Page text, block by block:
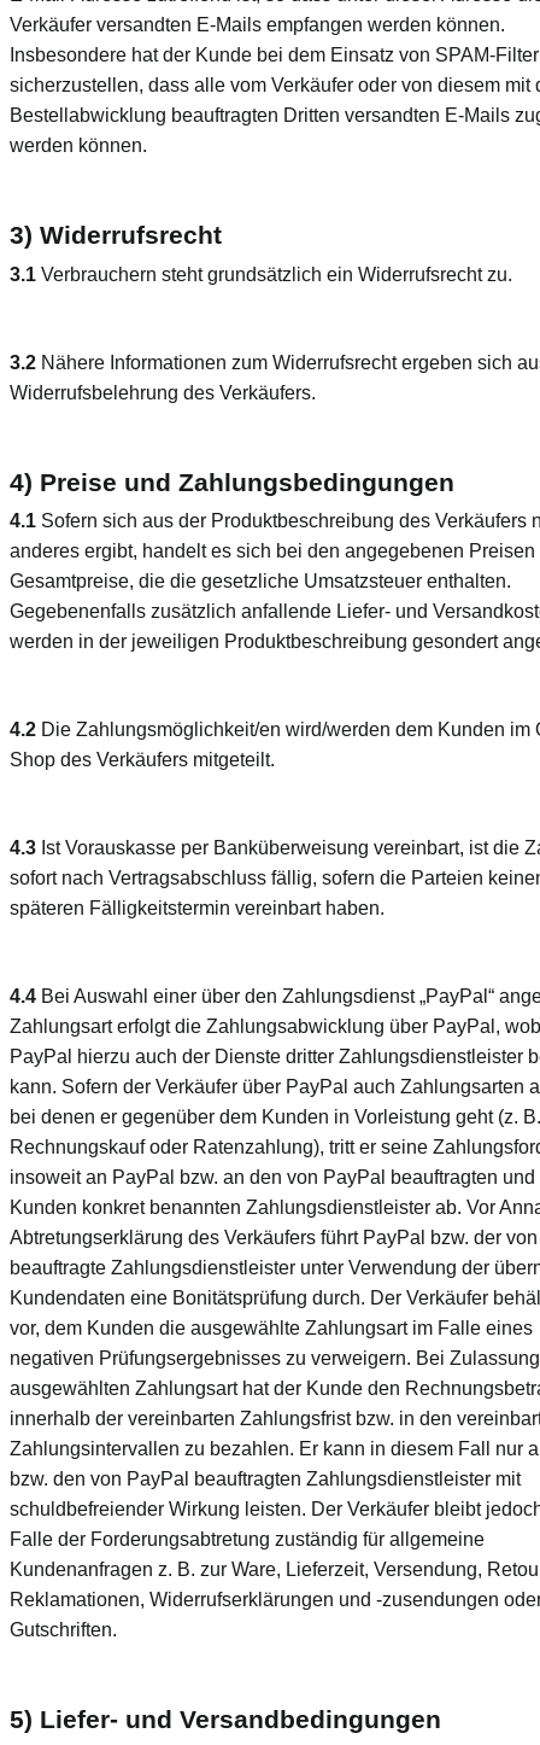
Verkäufer versandten E-Mails empfangen werden können.
Insbesondere hat der Kunde bei dem Einsatz von SPAM-
sicherzustellen, dass alle vom Verkäufer oder von diesem mit
Bestellabwicklung beauftragten Dritten versandten E-Mails
werden können.
3) Widerrufsrecht
3.1 Verbrauchern steht grundsätzlich ein Widerrufsrecht zu.
3.2 Nähere Informationen zum Widerrufsrecht ergeben sich
Widerrufsbelehrung des Verkäufers.
4) Preise und Zahlungsbedingungen
4.1 Sofern sich aus der Produktbeschreibung des Verkäufers
anderes ergibt, handelt es sich bei den angegebenen Preisen
Gesamtpreise, die die gesetzliche Umsatzsteuer enthalten.
Gegebenenfalls zusätzlich anfallende Liefer- und
werden in der jeweiligen Produktbeschreibung gesondert
4.2 Die Zahlungsmöglichkeit/en wird/werden dem Kunden im
Shop des Verkäufers mitgeteilt.
4.3 Ist Vorauskasse per Banküberweisung vereinbart, ist die
sofort nach Vertragsabschluss fällig, sofern die Parteien
späteren Fälligkeitstermin vereinbart haben.
4.4 Bei Auswahl einer über den Zahlungsdienst „PayPal“
Zahlungsart erfolgt die Zahlungsabwicklung über PayPal,
PayPal hierzu auch der Dienste dritter Zahlungsdienstleister
kann. Sofern der Verkäufer über PayPal auch Zahlungsarten
bei denen er gegenüber dem Kunden in Vorleistung geht (z. B.
Rechnungskauf oder Ratenzahlung), tritt er seine
insoweit an PayPal bzw. an den von PayPal beauftragten und
Kunden konkret benannten Zahlungsdienstleister ab. Vor
Abtretungserklärung des Verkäufers führt PayPal bzw. der
beauftragte Zahlungsdienstleister unter Verwendung der
Kundendaten eine Bonitätsprüfung durch. Der Verkäufer
vor, dem Kunden die ausgewählte Zahlungsart im Falle eines
negativen Prüfungsergebnisses zu verweigern. Bei
ausgewählten Zahlungsart hat der Kunde den
innerhalb der vereinbarten Zahlungsfrist bzw. in den
Zahlungsintervallen zu bezahlen. Er kann in diesem Fall nur
bzw. den von PayPal beauftragten Zahlungsdienstleister mit
schuldbefreiender Wirkung leisten. Der Verkäufer bleibt
Falle der Forderungsabtretung zuständig für allgemeine
Kundenanfragen z. B. zur Ware, Lieferzeit, Versendung,
Reklamationen, Widerrufserklärungen und -zusendungen
Gutschriften.
5) Liefer- und Versandbedingungen